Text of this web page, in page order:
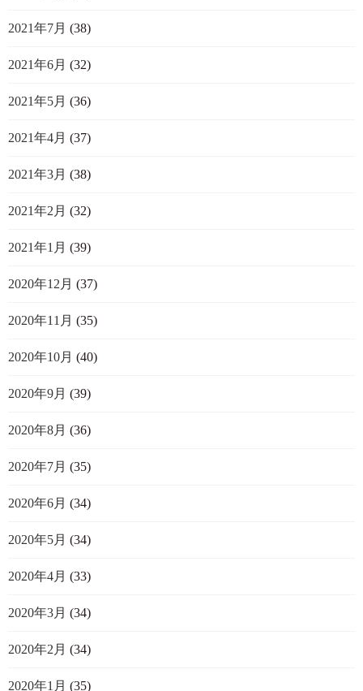
2021年7月 (38)
2021年6月 (32)
2021年5月 (36)
2021年4月 (37)
2021年3月 (38)
2021年2月 (32)
2021年1月 (39)
2020年12月 (37)
2020年11月 (35)
2020年10月 (40)
2020年9月 (39)
2020年8月 (36)
2020年7月 (35)
2020年6月 (34)
2020年5月 (34)
2020年4月 (33)
2020年3月 (34)
2020年2月 (34)
2020年1月 (35)